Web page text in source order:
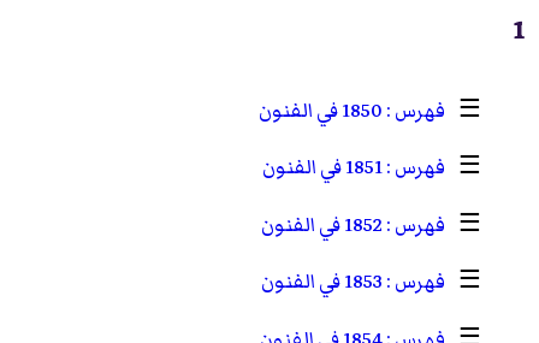
1
☰
1850 في الفنون
☰
1851 في الفنون
☰
1852 في الفنون
☰
1853 في الفنون